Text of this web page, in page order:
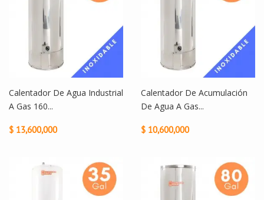
Calentador De Agua Industrial
A Gas 160...
$ 13,600,000
Calentador De Acumulación
De Agua A Gas...
$ 10,600,000